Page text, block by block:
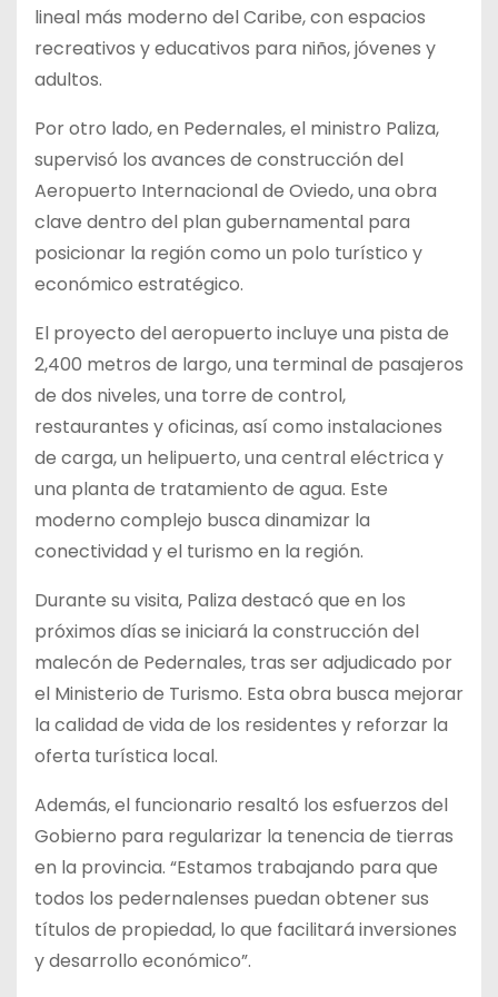
lineal más moderno del Caribe, con espacios
recreativos y educativos para niños, jóvenes y
adultos.
Por otro lado, en Pedernales, el ministro Paliza,
supervisó los avances de construcción del
Aeropuerto Internacional de Oviedo, una obra
clave dentro del plan gubernamental para
posicionar la región como un polo turístico y
económico estratégico.
El proyecto del aeropuerto incluye una pista de
2,400 metros de largo, una terminal de pasajeros
de dos niveles, una torre de control,
restaurantes y oficinas, así como instalaciones
de carga, un helipuerto, una central eléctrica y
una planta de tratamiento de agua. Este
moderno complejo busca dinamizar la
conectividad y el turismo en la región.
Durante su visita, Paliza destacó que en los
próximos días se iniciará la construcción del
malecón de Pedernales, tras ser adjudicado por
el Ministerio de Turismo. Esta obra busca mejorar
la calidad de vida de los residentes y reforzar la
oferta turística local.
Además, el funcionario resaltó los esfuerzos del
Gobierno para regularizar la tenencia de tierras
en la provincia. “Estamos trabajando para que
todos los pedernalenses puedan obtener sus
títulos de propiedad, lo que facilitará inversiones
y desarrollo económico”.